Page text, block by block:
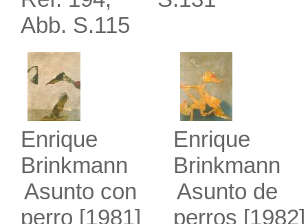
Abb. S.115
Enrique
Brinkmann
Asunto con
perro [1981]
Enrique
Brinkmann
Asunto de
perros [1982]